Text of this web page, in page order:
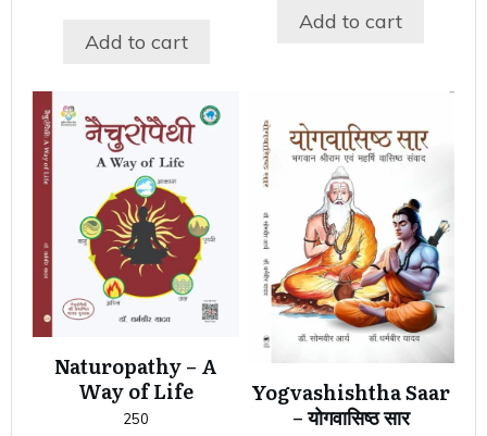
Add to cart
Add to cart
Naturopathy – A
Way of Life
250
Yogvashishtha Saar
– योगवासिष्ठ सार